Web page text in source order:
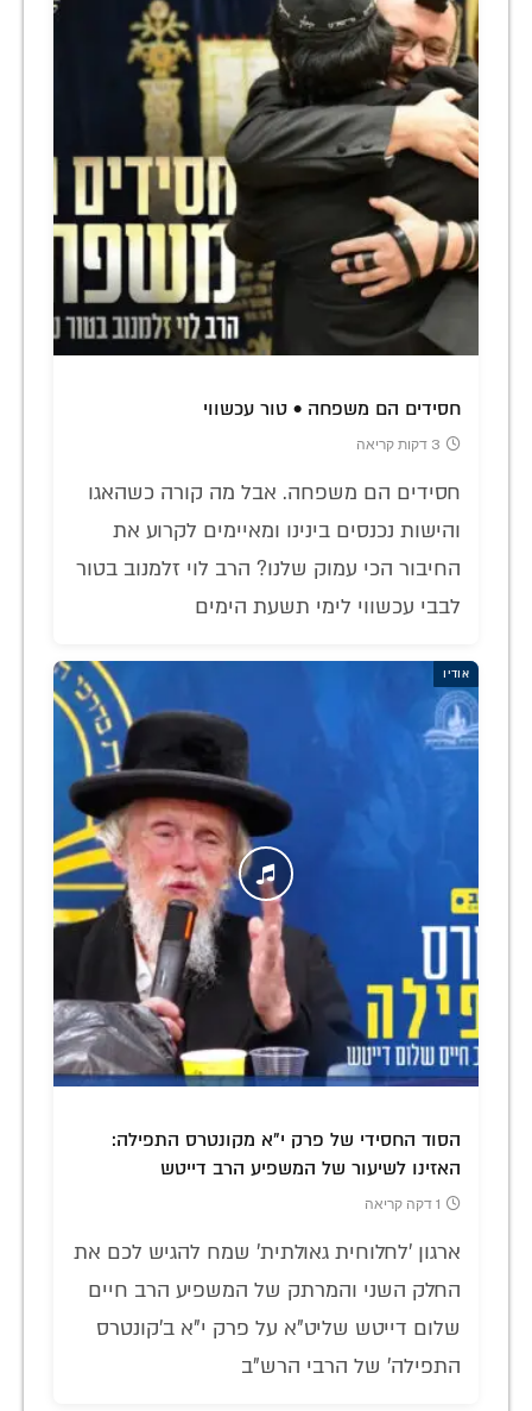
חסידים הם משפחה • טור עכשווי
3 דקות קריאה
חסידים הם משפחה. אבל מה קורה כשהאגו
והישות נכנסים בינינו ומאיימים לקרוע את
החיבור הכי עמוק שלנו? הרב לוי זלמנוב בטור
לבבי עכשווי לימי תשעת הימים
אודיו
הסוד החסידי של פרק י"א מקונטרס התפילה:
האזינו לשיעור של המשפיע הרב דייטש
1 דקה קריאה
ארגון 'לחלוחית גאולתית' שמח להגיש לכם את
החלק השני והמרתק של המשפיע הרב חיים
שלום דייטש שליט"א על פרק י"א ב'קונטרס
התפילה' של הרבי הרש"ב